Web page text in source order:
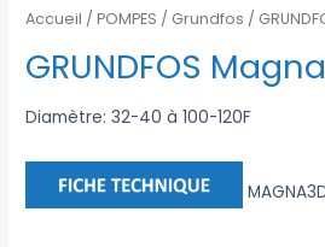
Accueil /POMPES / Grundfos /
GRUNDFOS
Diamètre: 32-40 à 100-120F